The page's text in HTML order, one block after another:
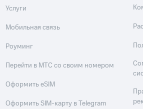
Услуги
Мобильная связь
Роуминг
Перейти в МТС со своим номером
Оформить eSIM
Оформить SIM-карту в Telegram